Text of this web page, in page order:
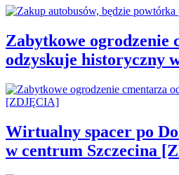
Zabytkowe ogrodzenie
odzyskuje historyczny
Wirtualny spacer po
w centrum Szczecina